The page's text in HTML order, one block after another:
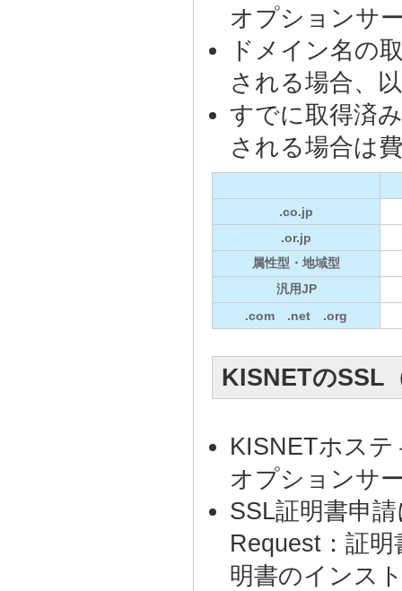
オプションサ
ドメイン名の
される場合、
すでに取得済
される場合は
.co.jp
.or.jp
属性型・地域型
汎用JP
.com .net .org
KISNETのSSL
KISNETホス
オプションサ
SSL証明書申
Request：証
明書のインス